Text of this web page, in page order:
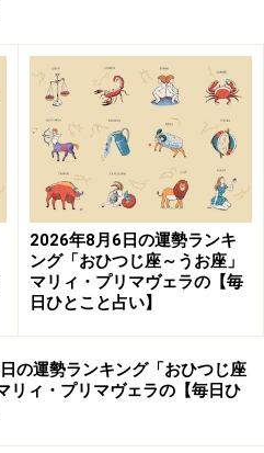
日～4月19日生まれ）
おひつじ座内を運行していま
進歩的になり、人の少し先を
も増え、よい仲間にも恵ま
外の展開も多く、アクシデン
では？ ５月16日を境に天王
み、好みに変化が起こりま
す。金運は、上がったり下
、基本的に、お金への執着が
の、お金がなくても動くこ
の大きな柱になっていくので
2026年8月6日の運勢ランキ
ング「おひつじ座～うお座」
マリィ・プリマヴェラの【毎
日ひとこと占い】
の運勢ランキング「おひつじ座
リィ・プリマヴェラの【毎日ひ